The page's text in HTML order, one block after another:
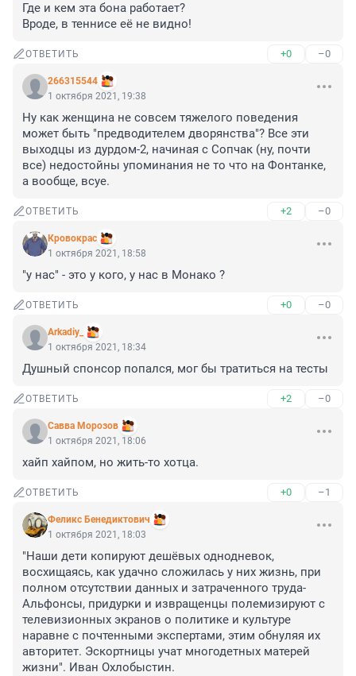
Где и кем эта бона работает?
Вроде, в теннисе её не видно!
ОТВЕТИТЬ +0 –0
266315544
1 октября 2021, 19:38
Ну как женщина не совсем тяжелого поведения
может быть "предводителем дворянства"? Все эти
выходцы из дурдом-2, начиная с Сопчак (ну, почти
все) недостойны упоминания не то что на Фонтанке,
а вообще, всуе.
ОТВЕТИТЬ +2 –0
Кровокрас
1 октября 2021, 18:58
"у нас" - это у кого, у нас в Монако ?
ОТВЕТИТЬ +0 –0
Arkadiy_
1 октября 2021, 18:34
Душный спонсор попался, мог бы тратиться на тесты
ОТВЕТИТЬ +2 –0
Савва Морозов
1 октября 2021, 18:06
хайп хайпом, но жить-то хотца.
ОТВЕТИТЬ +0 –1
Феликс Бенедиктович
1 октября 2021, 18:03
"Наши дети копируют дешёвых однодневок,
восхищаясь, как удачно сложилась у них жизнь, при
полном отсутствии данных и затраченного труда-
Альфонсы, придурки и извращенцы полемизируют с
телевизионных экранов о политике и культуре
наравне с почтенными экспертами, этим обнуляя их
авторитет. Эскортницы учат многодетных матерей
жизни". Иван Охлобыстин.